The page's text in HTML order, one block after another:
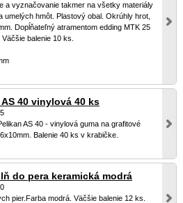
a vyznačovanie takmer na všetky materiály
umelých hmôt. Plastový obal. Okrúhly hrot,
Dopĺňateľný atramentom edding MTK 25
balenie 10 ks.
40 vinylová 40 ks
AS 40 - vinylová guma na grafitové
Balenie 40 ks v krabičke.
do pera keramická modrá
pier.Farba modrá. Väčšie balenie 12 ks.